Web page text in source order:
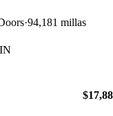
94,181 millas